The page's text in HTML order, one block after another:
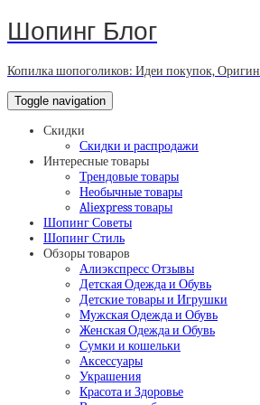
Шопинг Блог
Копилка шопоголиков: Идеи покупок,
Toggle navigation
Скидки
Скидки и распродажи
Интересные товары
Трендовые товары
Необычные товары
Aliexpress товары
Шопинг Советы
Шопинг Стиль
Обзоры товаров
Алиэкспресс Отзывы
Детская Одежда и Обувь
Детские товары и Игрушки
Мужская Одежда и Обувь
Женская Одежда и Обувь
Сумки и кошельки
Аксессуары
Украшения
Красота и Здоровье